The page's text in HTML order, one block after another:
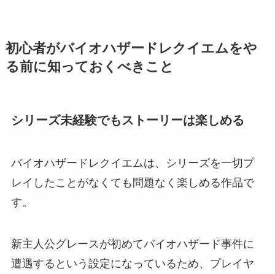
初心者がバイオハザードレクイエムをや
る前に知っておくべきこと
シリーズ未経験でもストーリーは楽しめる
バイオハザードレクイエムは、シリーズを一切プ
レイしたことがなくても問題なく楽しめる作品で
す。
新主人公グレースが初めてバイオハザード事件に
遭遇するという設定になっているため、プレイヤ